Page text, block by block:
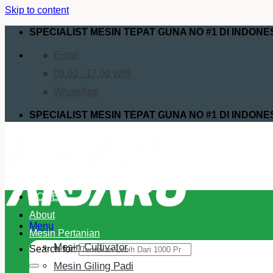
Skip to content
SPECIALIST MESIN TEPAT GUNA NO #1 DI
SPECIALIST MESIN TEPAT GUNA NO #1 DI
Menu
Search for:
HOME
About
Mesin Pertanian
Mesin Cultivator
Mesin Giling Padi